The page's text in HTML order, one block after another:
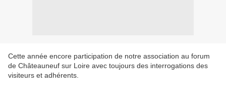
Cette année encore participation de notre association au forum
de Châteauneuf sur Loire avec toujours des interrogations des
visiteurs et adhérents.